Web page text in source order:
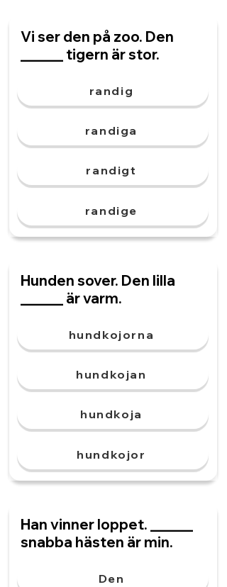
Vi ser den på zoo. Den
______ tigern är stor.
randig
randiga
randigt
randige
Hunden sover. Den lilla
______ är varm.
hundkojorna
hundkojan
hundkoja
hundkojor
Han vinner loppet. ______
snabba hästen är min.
Den